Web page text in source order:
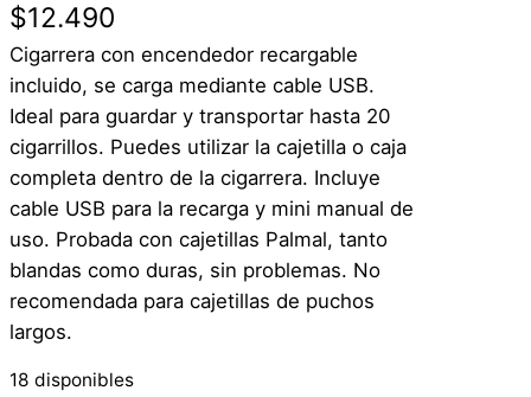
$12.490
Cigarrera con encendedor recargable
incluido, se carga mediante cable USB.
Ideal para guardar y transportar hasta 20
cigarrillos. Puedes utilizar la cajetilla o caja
completa dentro de la cigarrera. Incluye
cable USB para la recarga y mini manual de
uso. Probada con cajetillas Palmal, tanto
blandas como duras, sin problemas. No
recomendada para cajetillas de puchos
largos.
18 disponibles